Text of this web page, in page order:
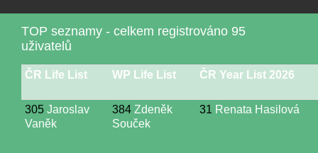
TOP seznamy - celkem registrováno 95
uživatelů
ČR Life List WP Life List ČR Year List 2026
305 Jaroslav
Vaněk
384 Zdeněk
Souček
31 Renata Hasilová